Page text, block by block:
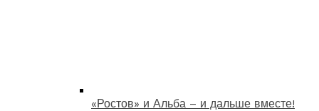
«Ростов» и Альба – и дальше вместе!